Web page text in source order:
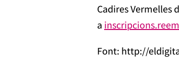
Cadires Vermelles
a
Font: http://